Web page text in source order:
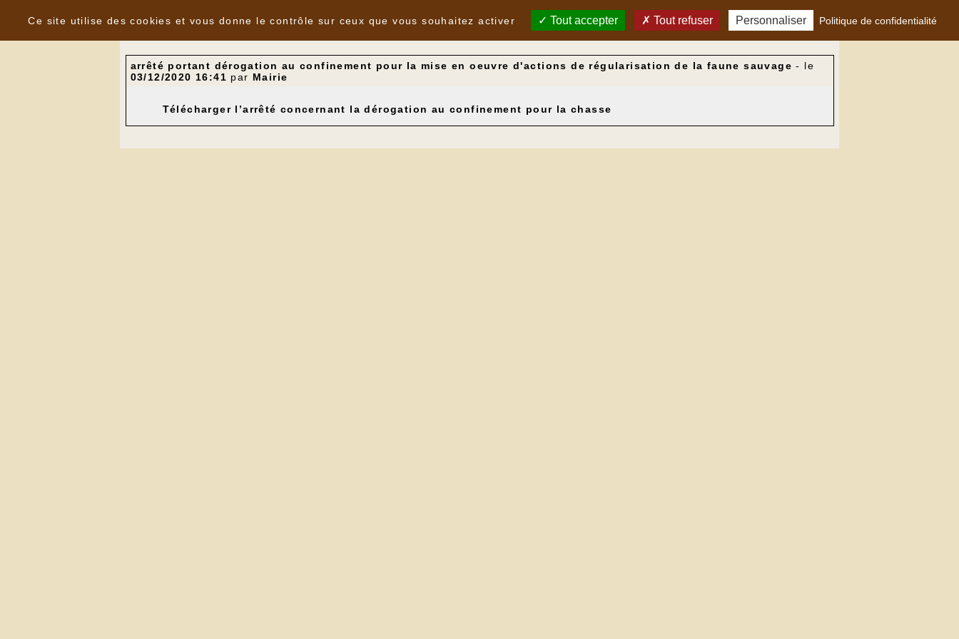
Nouvelles
arrêté portant dérogation au confinement pour la mise en oeuvre d'actions de régularisation de la faune sauvage - le
03/12/2020 16:41 par Mairie
Télécharger l’arrêté concernant la dérogation au confinement pour la chasse
Ce site utilise des cookies et vous donne le contrôle sur ceux que vous souhaitez activer
Tout accepter Tout refuser Personnaliser Politique de confidentialité